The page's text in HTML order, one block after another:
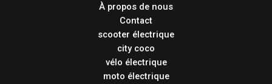
À propos de nous
Contact
scooter électrique
city coco
vélo électrique
moto électrique